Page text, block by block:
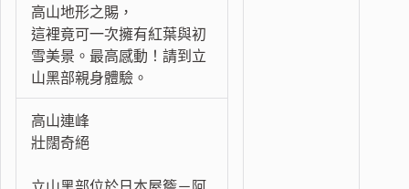
高山地形之賜，
這裡竟可一次擁有紅葉與初
雪美景。最高感動！請到立
山黑部親身體驗。
高山連峰
壯闊奇絕